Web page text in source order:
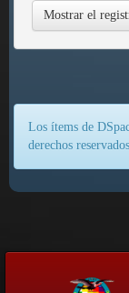
Mostrar el
Los ítems de
derechos